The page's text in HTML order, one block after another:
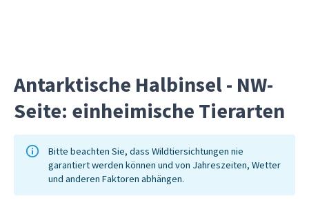
Antarktische Halbinsel - NW-
Seite: einheimische Tierarten
Bitte beachten Sie, dass Wildtiersichtungen nie
garantiert werden können und von Jahreszeiten, Wetter
und anderen Faktoren abhängen.